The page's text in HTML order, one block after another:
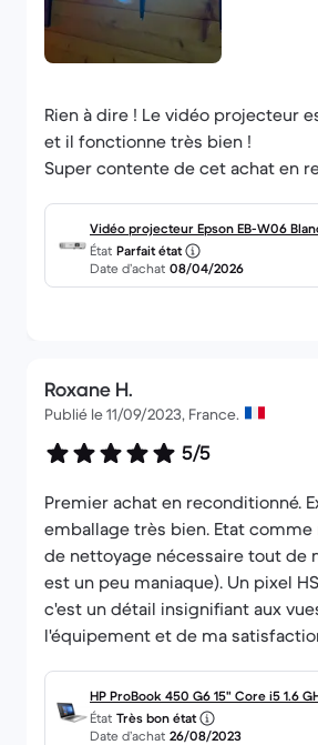
Rien à dire ! Le vidéo projecteur
et il fonctionne très bien !
Super contente de cet achat en
Vidéo projecteur Epson EB-W06
État Parfait état
Date d’achat 08/04/2026
Roxane H.
Publié le 11/09/2023, France.
5/5
Premier achat en reconditionné.
emballage très bien. Etat
de nettoyage nécessaire tout de
est un peu maniaque). Un pixel
c'est un détail insignifiant aux
l'équipement et de ma
au tarif de 442€. Vendeur LOKAZ.
HP ProBook 450 G6 15" Core i5 1.6
Go AZERTY - Français
État Très bon état
Date d’achat 26/08/2023